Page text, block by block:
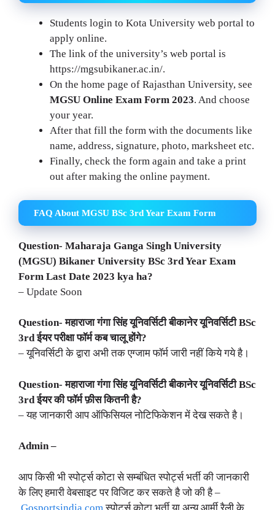
Students login to Kota University web portal to
apply online.
The link of the university’s web portal is
https://mgsubikaner.ac.in/.
On the home page of Rajasthan University, see
MGSU Online Exam Form 2023. And choose
your year.
After that fill the form with the documents like
name, address, signature, photo, marksheet etc.
Finally, check the form again and take a print
out after making the online payment.
FAQ About MGSU BSc 3rd Year Exam Form
Question- Maharaja Ganga Singh University
(MGSU) Bikaner University BSc 3rd Year Exam
Form Last Date 2023 kya ha?
– Update Soon
Question-महाराजा गंगा सिंह यूनिवर्सिटी बीकानेर यूनिवर्सिटी BSc
3rd ईयर परीक्षा फॉर्म कब चालू होंगे?
– यूनिवर्सिटी के द्वारा अभी तक एग्जाम फॉर्म जारी नहीं किये गये है।
Question- महाराजा गंगा सिंह यूनिवर्सिटी बीकानेर यूनिवर्सिटी BSc
3rd ईयर की फॉर्म फ़ीस कितनी है?
– यह जानकारी आप ऑफिसियल नोटिफिकेशन में देख सकते है।
Admin –
आप किसी भी स्पोर्ट्स कोटा से सम्बंधित स्पोर्ट्स भर्ती की जानकारी
के लिए हमारी वेबसाइट पर विजिट कर सकते है जो की है –